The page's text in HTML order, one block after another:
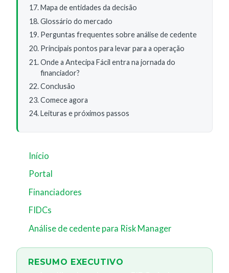
Mapa de entidades da decisão
Glossário do mercado
Perguntas frequentes sobre análise de cedente
Principais pontos para levar para a operação
Onde a Antecipa Fácil entra na jornada do
financiador?
Conclusão
Comece agora
Leituras e próximos passos
Início
Portal
Financiadores
FIDCs
Análise de cedente para Risk Manager
RESUMO EXECUTIVO